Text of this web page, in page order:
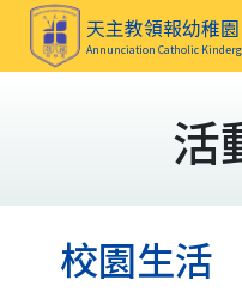
天主教領報幼稚園
Annunciation Catholic
活
校園生活